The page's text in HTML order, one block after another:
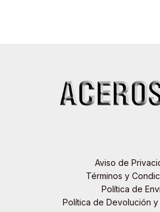
Aviso de
Términos y
Política de
Política de Devolución y